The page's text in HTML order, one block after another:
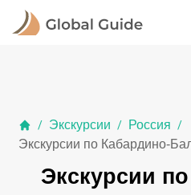
/ Экскурсии / Россия /
Экскурсии по Кабардино-
Экскурсии